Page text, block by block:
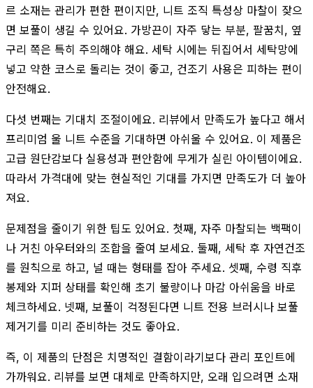
르 소재는 관리가 편한 편이지만, 니트 조직 특성상 마찰이 잦으
면 보풀이 생길 수 있어요. 가방끈이 자주 닿는 부분, 팔꿈치, 옆
구리 쪽은 특히 주의해야 해요. 세탁 시에는 뒤집어서 세탁망에
넣고 약한 코스로 돌리는 것이 좋고, 건조기 사용은 피하는 편이
안전해요.
다섯 번째는 기대치 조절이에요. 리뷰에서 만족도가 높다고 해서
프리미엄 울 니트 수준을 기대하면 아쉬울 수 있어요. 이 제품은
고급 원단감보다 실용성과 편안함에 무게가 실린 아이템이에요.
따라서 가격대에 맞는 현실적인 기대를 가지면 만족도가 더 높아
져요.
문제점을 줄이기 위한 팁도 있어요. 첫째, 자주 마찰되는 백팩이
나 거친 아우터와의 조합을 줄여 보세요. 둘째, 세탁 후 자연건조
를 원칙으로 하고, 널 때는 형태를 잡아 주세요. 셋째, 수령 직후
봉제와 지퍼 상태를 확인해 초기 불량이나 마감 아쉬움을 바로
체크하세요. 넷째, 보풀이 걱정된다면 니트 전용 브러시나 보풀
제거기를 미리 준비하는 것도 좋아요.
즉, 이 제품의 단점은 치명적인 결함이라기보다 관리 포인트에
가까워요. 리뷰를 보면 대체로 만족하지만, 오래 입으려면 소재